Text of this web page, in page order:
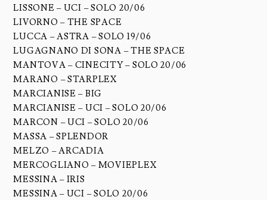
LISSONE – UCI – SOLO 20/06
LIVORNO – THE SPACE
LUCCA – ASTRA – SOLO 19/06
LUGAGNANO DI SONA – THE SPACE
MANTOVA – CINECITY – SOLO 20/06
MARANO – STARPLEX
MARCIANISE – BIG
MARCIANISE – UCI – SOLO 20/06
MARCON – UCI – SOLO 20/06
MASSA – SPLENDOR
MELZO – ARCADIA
MERCOGLIANO – MOVIEPLEX
MESSINA – IRIS
MESSINA – UCI – SOLO 20/06